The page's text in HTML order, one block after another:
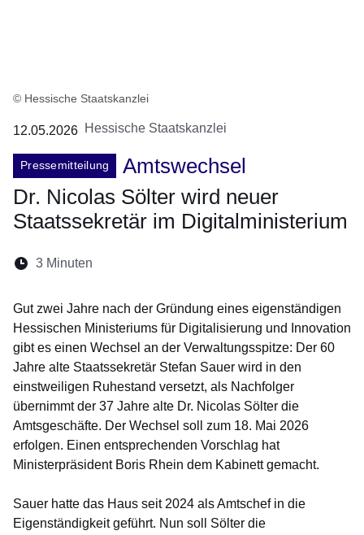
© Hessische Staatskanzlei
12.05.2026 Hessische Staatskanzlei
Pressemitteilung
Amtswechsel
Dr. Nicolas Sölter wird neuer
Staatssekretär im Digitalministerium
Lesedauer:
3 Minuten
Gut zwei Jahre nach der Gründung eines eigenständigen
Hessischen Ministeriums für Digitalisierung und Innovation
gibt es einen Wechsel an der Verwaltungsspitze: Der 60
Jahre alte Staatssekretär Stefan Sauer wird in den
einstweiligen Ruhestand versetzt, als Nachfolger
übernimmt der 37 Jahre alte Dr. Nicolas Sölter die
Amtsgeschäfte. Der Wechsel soll zum 18. Mai 2026
erfolgen. Einen entsprechenden Vorschlag hat
Ministerpräsident Boris Rhein dem Kabinett gemacht.
Sauer hatte das Haus seit 2024 als Amtschef in die
Eigenständigkeit geführt. Nun soll Sölter die